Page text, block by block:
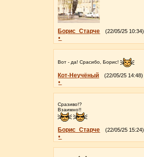
Борис_Старче (22/05/25 10:34)
•
Вот - да! Срасибо, Борис!
Кот-Неучёный (22/05/25 14:48)
•
Сразиво!?
Взаимно!!
Борис_Старче (22/05/25 15:24)
•